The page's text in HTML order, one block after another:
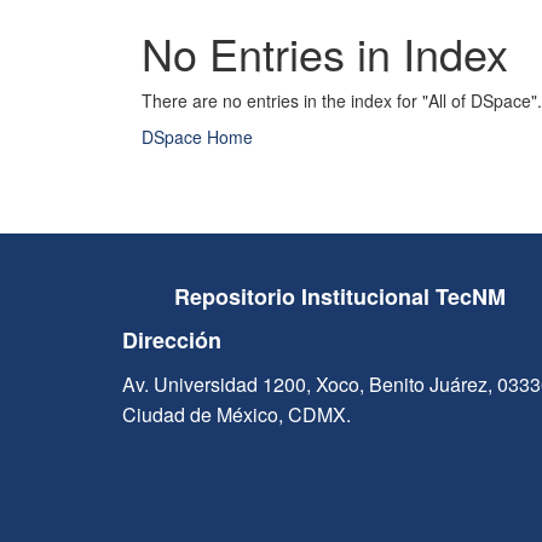
No Entries in Index
There are no entries in the index for "All of DSpace".
DSpace Home
Repositorio Institucional TecNM
Dirección
Av. Universidad 1200, Xoco, Benito Juárez,
Ciudad de México, CDMX.